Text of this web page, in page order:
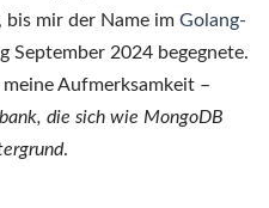
mir der Name im Golang-
September 2024 begegnete.
Aufmerksamkeit –
die sich wie MongoDB
.